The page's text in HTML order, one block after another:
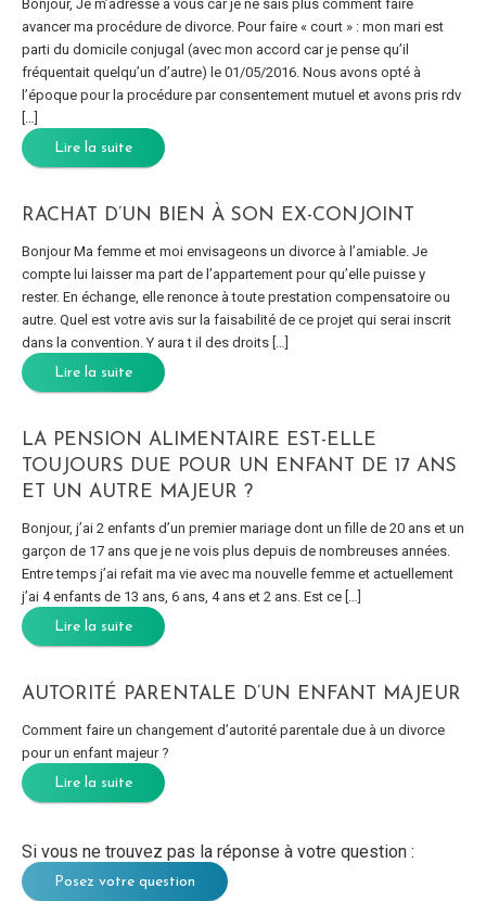
Bonjour, Je m’adresse à vous car je ne sais plus comment faire
avancer ma procédure de divorce. Pour faire « court » : mon mari est
parti du domicile conjugal (avec mon accord car je pense qu’il
fréquentait quelqu’un d’autre) le 01/05/2016. Nous avons opté à
l’époque pour la procédure par consentement mutuel et avons pris rdv
Lire la suite
RACHAT D’UN BIEN À SON EX-CONJOINT
Bonjour Ma femme et moi envisageons un divorce à l’amiable. Je
compte lui laisser ma part de l’appartement pour qu’elle puisse y
rester. En échange, elle renonce à toute prestation compensatoire ou
autre. Quel est votre avis sur la faisabilité de ce projet qui serai inscrit
dans la convention. Y aura t il des droits […]
Lire la suite
LA PENSION ALIMENTAIRE EST-ELLE
TOUJOURS DUE POUR UN ENFANT DE 17 ANS
ET UN AUTRE MAJEUR ?
Bonjour, j’ai 2 enfants d’un premier mariage dont un fille de 20 ans et un
garçon de 17 ans que je ne vois plus depuis de nombreuses années.
Entre temps j’ai refait ma vie avec ma nouvelle femme et actuellement
j’ai 4 enfants de 13 ans, 6 ans, 4 ans et 2 ans. Est ce […]
Lire la suite
AUTORITÉ PARENTALE D’UN ENFANT MAJEUR
Comment faire un changement d’autorité parentale due à un divorce
pour un enfant majeur ?
Lire la suite
Si vous ne trouvez pas la réponse à votre question :
Posez votre question